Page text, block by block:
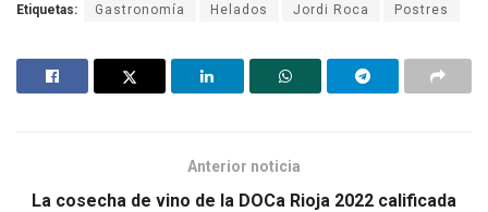
ce
b
o
tt
er
m
p
ar
Etiquetas: Gastronomía Helados Jordi Roca Postres
Anterior noticia
La cosecha de vino de la DOCa Rioja 2022 calificada